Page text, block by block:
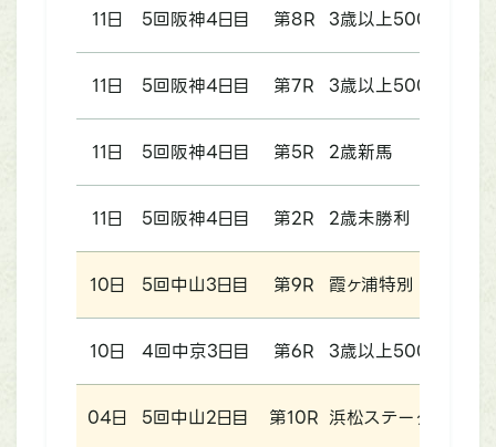
11日 5回阪神4日目 第8R 3歳以上500万円以
11日 5回阪神4日目 第7R 3歳以上500万円以
11日 5回阪神4日目 第5R 2歳新馬
11日 5回阪神4日目 第2R 2歳未勝利
10日 5回中山3日目 第9R 霞ヶ浦特別
10日 4回中京3日目 第6R 3歳以上500万円以
04日 5回中山2日目 第10R 浜松ステークス